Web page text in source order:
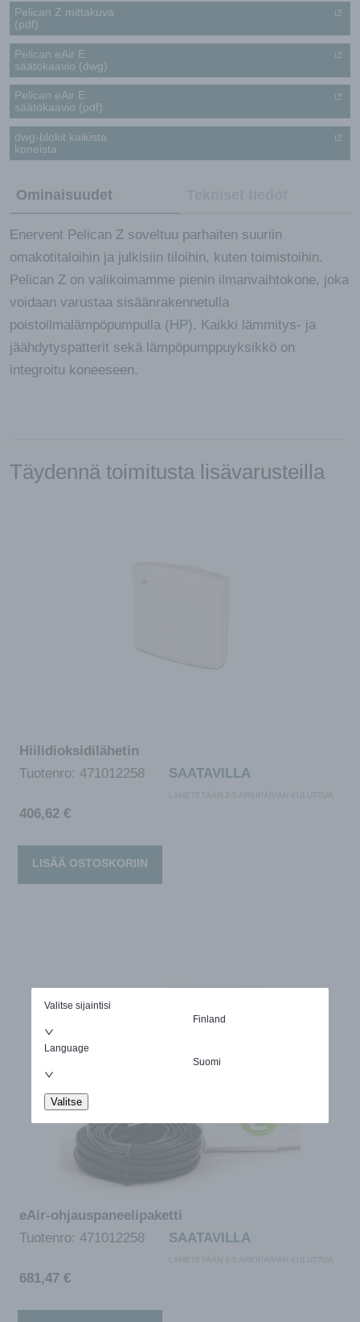
Valitse sijaintisi
Finland
Language
Suomi
Valitse
Pelican Z mittakuva
(pdf)
Pelican eAir E
säätökaavio (dwg)
Pelican eAir E
säätökaavio (pdf)
dwg-blokit kaikista
koneista
Ominaisuudet
Enervent Pelican Z soveltuu parhaiten suuriin
omakotitaloihin ja julkisiin tiloihin, kuten toimistoihin.
Pelican Z on valikoimamme pienin ilmanvaihtokone, joka
voidaan varustaa sisäänrakennetulla
poistoilmalämpöpumpulla ( HP). Kaikki lämmitys- ja
jäähdytyspatterit sekä lämpöpumppuyksikkö on
integroitu koneeseen.
Täydennä toimitusta lisävarusteilla
Hiilidioksidilähetin
Tuotenro: 471012258 SAATAVILLA
LÄHETETÄÄN 2-5 ARKIPÄIVÄN KULUTTUA
406,62 €
LISÄÄ OSTOSKORIIN
eAir-ohjauspaneelipaketti
Tuotenro: 471012258 SAATAVILLA
681,47 €